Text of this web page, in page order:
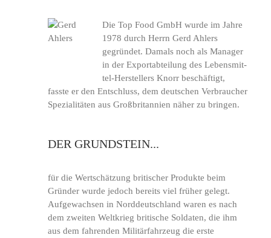
Die Top Food GmbH wurde im Jahre
1978 durch Herrn Gerd Ahlers
gegründet. Damals noch als Manager
in der Ex­port­ab­teil­ung des Le­bens­mit­
tel-­Her­stel­lers Knorr beschäftigt,
fasste er den Entschluss, dem deutschen Verbraucher
Spe­ziali­tät­en aus Groß­brit­annien näher zu bringen.
DER GRUNDSTEIN...
für die Wertschätzung britischer Produkte beim
Gründer wurde jedoch bereits viel früher gelegt.
Aufgewachsen in Norddeutschland waren es nach
dem zweiten Weltkrieg britische Soldaten, die ihm
aus dem fahrenden Militärfahrzeug die erste